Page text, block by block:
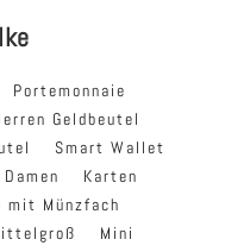
Portemonnaie
Geldbeutel
Smart Wallet
Karten
mit Münzfach
Mini